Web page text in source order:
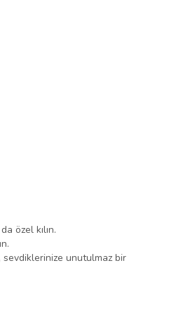
özel kılın.
unutulmaz bir